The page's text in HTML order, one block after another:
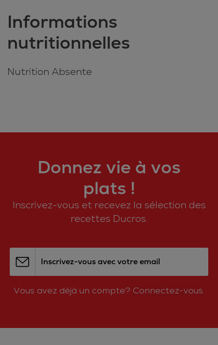
Informations
nutritionnelles
Nutrition Absente
Donnez vie à vos
plats !
Inscrivez-vous et recevez la sélection des
recettes Ducros.
Inscrivez-vous avec votre email
Vous avez déjà un compte? Connectez-vous.